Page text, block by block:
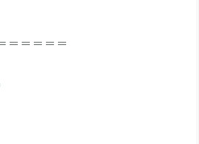
＝＝＝＝＝